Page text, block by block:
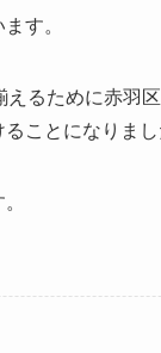
す。
るために赤羽
ことになりまし